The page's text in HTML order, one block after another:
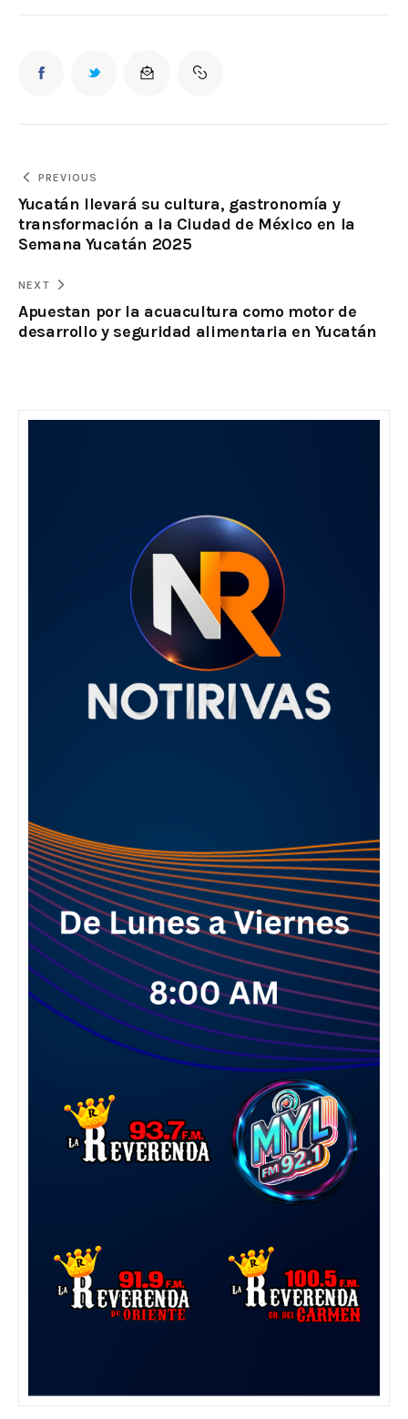
PREVIOUS
Yucatán llevará su cultura, gastronomía y
transformación a la Ciudad de México en la
Semana Yucatán 2025
NEXT
Apuestan por la acuacultura como motor de
desarrollo y seguridad alimentaria en Yucatán